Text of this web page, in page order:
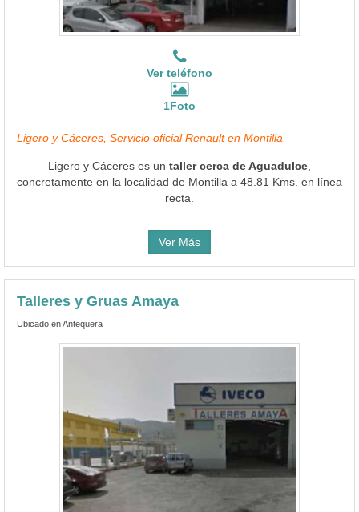
Ver teléfono
1Foto
Ligero y Cáceres, Servicio oficial Renault en Montilla
Ligero y Cáceres es un taller cerca de Aguadulce
concretamente en la localidad de Montilla a 48.81 Kms. en línea
recta.
Ver Más
Talleres y Gruas Amaya
Ubicado en Antequera